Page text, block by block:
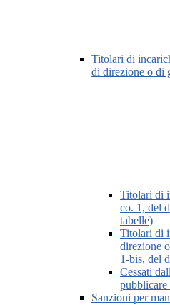
Titolari di
di direzione o di
Titolari di
co. 1, del
tabelle)
Titolari di
direzione
1-bis, del
Cessati
Sanzioni per